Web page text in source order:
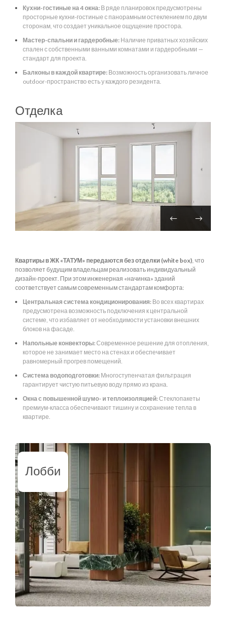
Кухни-гостиные на 4 окна: В ряде планировок предусмотрены
просторные кухни-гостиные с панорамным остеклением по двум
сторонам, что создает уникальное ощущение простора.
Мастер-спальни и гардеробные: Наличие приватных хозяйских
спален с собственными ванными комнатами и гардеробными —
стандарт для проекта.
Балконы в каждой квартире: Возможность организовать личное
outdoor-пространство есть у каждого резидента.
Отделка
Квартиры в ЖК «ТАТУМ» передаются без отделки (white box), что
позволяет будущим владельцам реализовать индивидуальный
дизайн-проект. При этом инженерная «начинка» зданий
соответствует самым современным стандартам комфорта:
Центральная система кондиционирования: Во всех квартирах
предусмотрена возможность подключения к центральной
системе, что избавляет от необходимости установки внешних
блоков на фасаде.
Напольные конвекторы:Современное решение для отопления,
которое не занимает место на стенах и обеспечивает
равномерный прогрев помещений.
Система водоподготовки: Многоступенчатая фильтрация
гарантирует чистую питьевую воду прямо из крана.
Окна с повышенной шумо- и теплоизоляцией:Стеклопакеты
премиум-класса обеспечивают тишину и сохранение тепла в
квартире.
Лобби